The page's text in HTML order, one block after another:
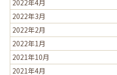
2022年4月
2022年3月
2022年2月
2022年1月
2021年10月
2021年4月